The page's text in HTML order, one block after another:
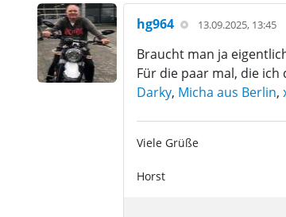
hg964 13.09.2025, 13:45
Braucht man ja
Für die paar mal, die
Darky, Micha aus Berlin,
Viele Grüße
Horst